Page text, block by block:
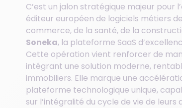
C’est un jalon stratégique majeur pour
éditeur européen de logiciels métiers
commerce, de la santé, de la
Soneka, la plateforme SaaS
Cette opération vient renforcer de
intégrant une solution moderne,
immobiliers. Elle marque une
plateforme technologique unique,
sur l’intégralité du cycle de vie de leurs